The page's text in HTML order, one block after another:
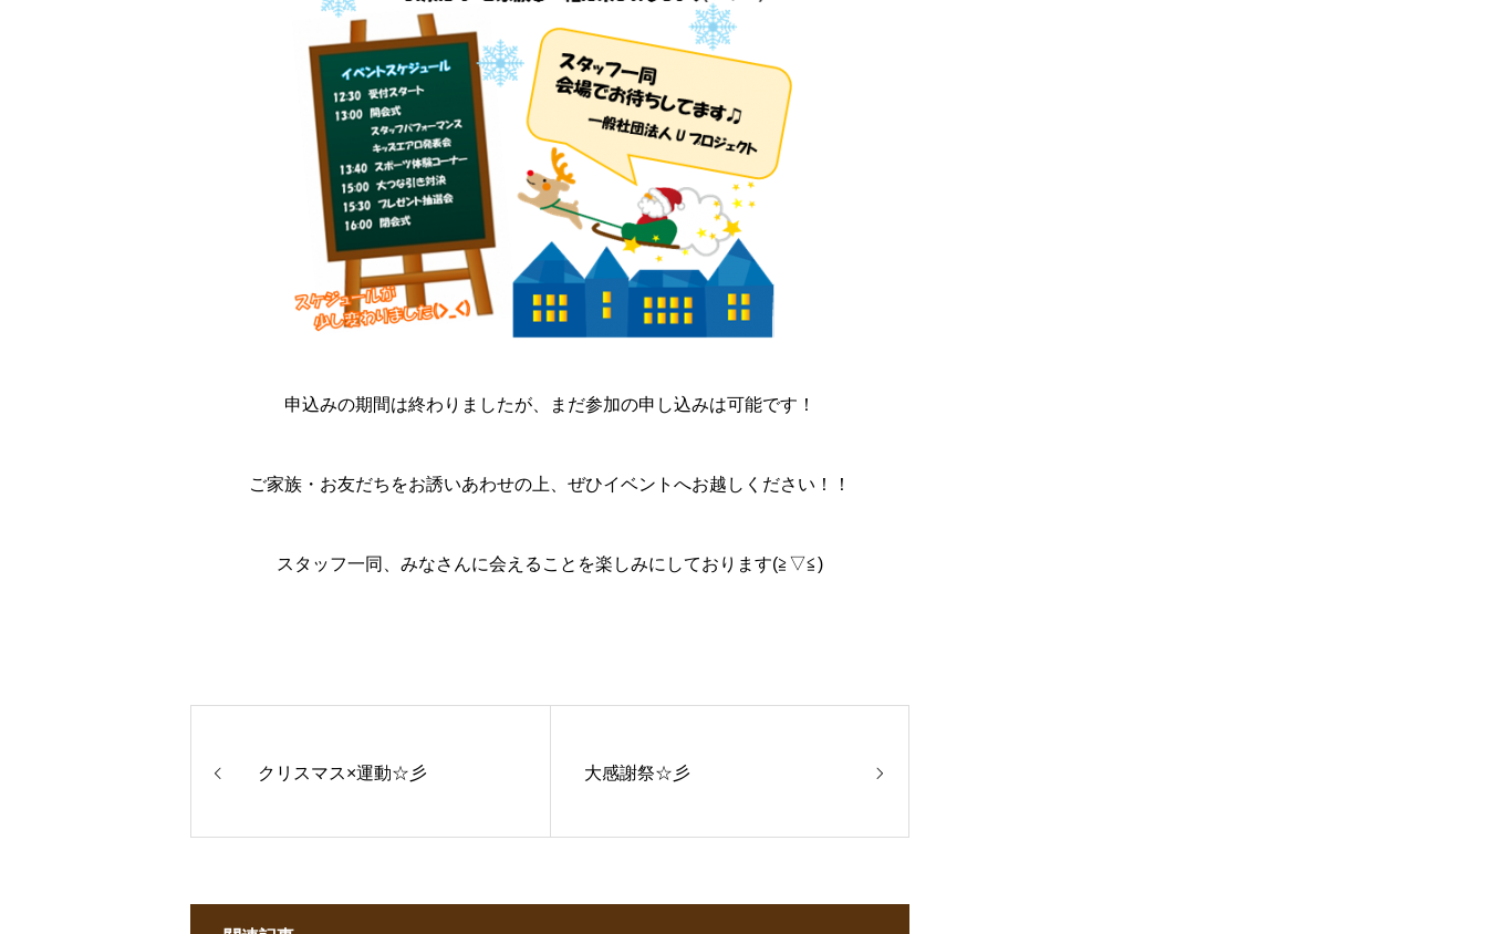
申込みの期間は終わりましたが、まだ参加の申し込みは可能です！
ご家族・お友だちをお誘いあわせの上、ぜひイベントへお越しください！！
スタッフ一同、みなさんに会えることを楽しみにしております(≧▽≦)
クリスマス×運動☆彡 大感謝祭☆彡